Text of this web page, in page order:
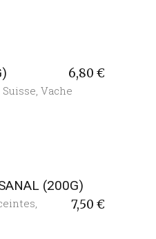
6,80 €
Suisse Vache
(200G)
7,50 €
,